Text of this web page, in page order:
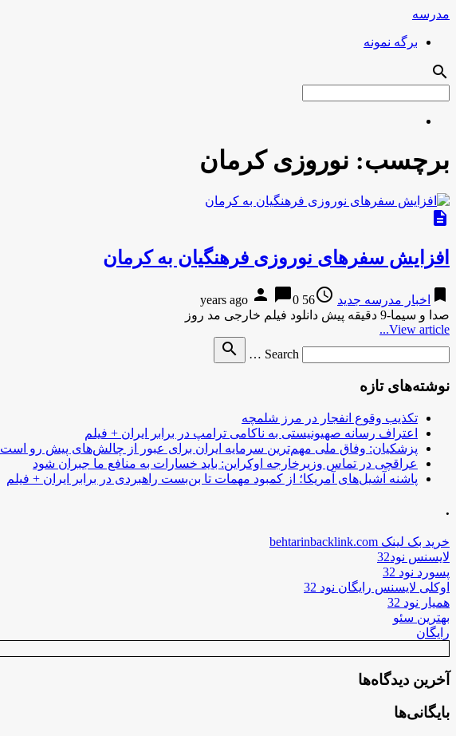
مدرسه
برگه نمونه
search
برچسب: نوروزی کرمان
description
افزایش سفرهای نوروزی فرهنگیان به کرمان
bookmark اخبار مدرسه جدید access_time
56 years ago
person chat_bubble0
صدا و سیما-9 دقیقه پیش دانلود فیلم خارجی مد روز
View article...
Search …
search
نوشته‌های تازه
تکذیب وقوع انفجار در مرز شلمچه
اعتراف رسانه صهیونیستی به ناکامی ترامپ در برابر ایران + فیلم
پزشکیان: وفاق ملی مهم‌ترین سرمایه ایران برای عبور از چالش‌های پیش رو است
عراقچی در تماس وزیرخارجه اوکراین: باید خسارات به منافع ما جبران شود
پاشنه آشیل‌های آمریکا؛ از کمبود مهمات تا بن‌بست راهبردی در برابر ایران + فیلم
.
خرید بک لینک behtarinbacklink.com
لایسنس نود32
پسورد نود 32
اوکلی لایسنس رایگان نود 32
همیار نود 32
بهترین سئو
رایگان
آخرین دیدگاه‌ها
بایگانی‌ها